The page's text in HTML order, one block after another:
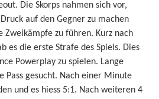
Die Skorps nahmen sich vor,
auf den Gegner zu machen
Zweikämpfe zu führen. Kurz nach
es die erste Strafe des Spiels. Dies
Powerplay zu spielen. Lange
Pass gesucht. Nach einer Minute
und es hiess 5:1. Nach weiteren 4